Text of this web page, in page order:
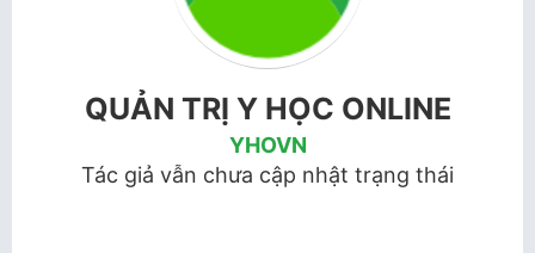
QUẢN TRỊ Y HỌC ONLINE
YHOVN
Tác giả vẫn chưa cập nhật trạng thái